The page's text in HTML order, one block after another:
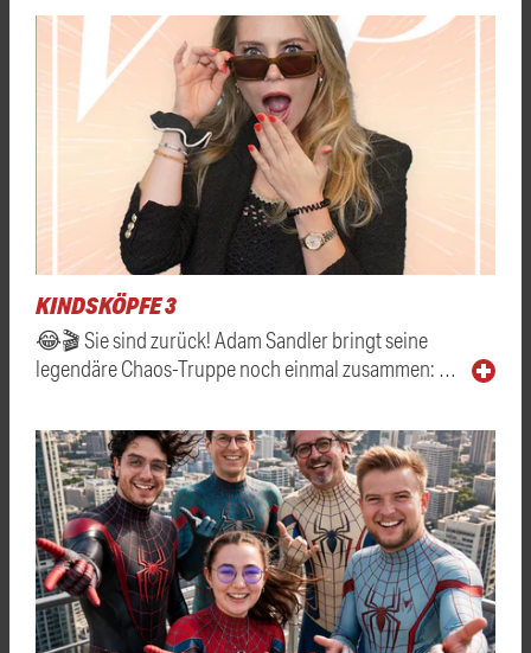
KINDSKÖPFE 3
😂🎬 Sie sind zurück! Adam Sandler bringt seine
legendäre Chaos-Truppe noch einmal zusammen: …